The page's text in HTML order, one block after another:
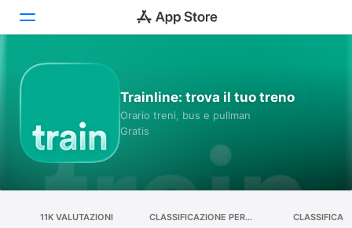
App
Arcade
Trainline: trova il tuo treno
Orario treni, bus e pullman
Gratis
11K VALUTAZIONI
CLASSIFICAZIONE PER
CLASSIFICA